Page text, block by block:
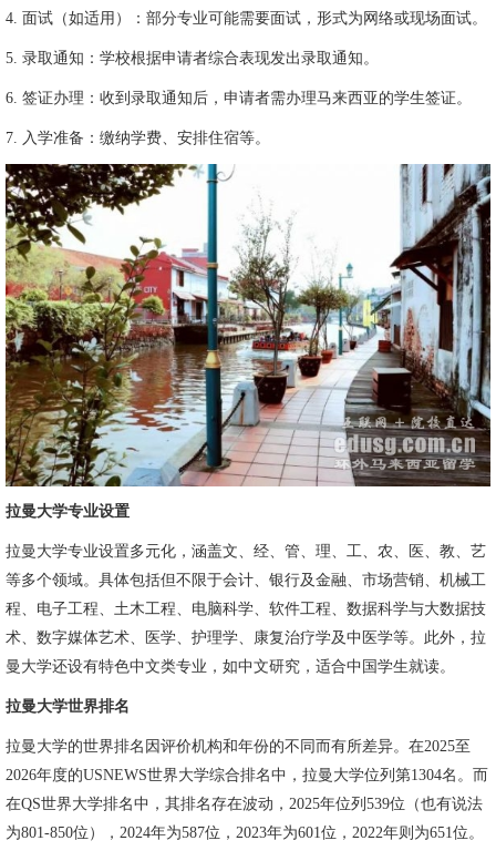
4. 面试（如适用）：部分专业可能需要面试，形式为网络或现场面试。
5. 录取通知：学校根据申请者综合表现发出录取通知。
6. 签证办理：收到录取通知后，申请者需办理马来西亚的学生签证。
7. 入学准备：缴纳学费、安排住宿等。
拉曼大学专业设置
拉曼大学专业设置多元化，涵盖文、经、管、理、工、农、医、教、艺
等多个领域。具体包括但不限于会计、银行及金融、市场营销、机械工
程、电子工程、土木工程、电脑科学、软件工程、数据科学与大数据技
术、数字媒体艺术、医学、护理学、康复治疗学及中医学等。此外，拉
曼大学还设有特色中文类专业，如中文研究，适合中国学生就读。
拉曼大学世界排名
拉曼大学的世界排名因评价机构和年份的不同而有所差异。在2025至
2026年度的USNEWS世界大学综合排名中，拉曼大学位列第1304名。而
在QS世界大学排名中，其排名存在波动，2025年位列539位（也有说法
为801-850位），2024年为587位，2023年为601位，2022年则为651位。